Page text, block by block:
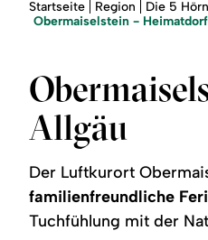
Region
Sie
sind
Startseite Region
Die 5
Obermaiselstein - Heimatdorf
Allgäu
Der Luftkurort
familienfreundliche
Tuchfühlung mit der